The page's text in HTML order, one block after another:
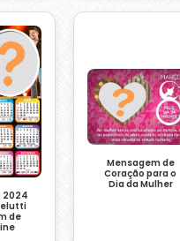
2024
de
Mensagem de
Coração para o
Dia da Mulher